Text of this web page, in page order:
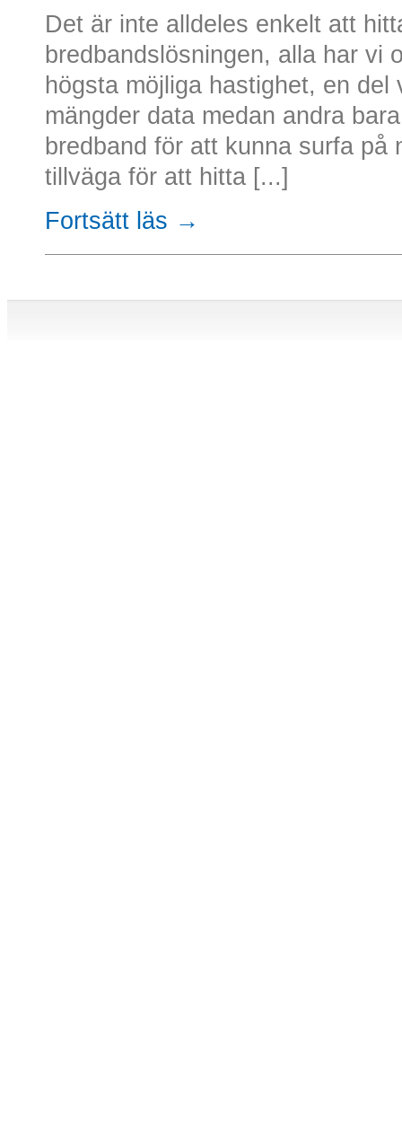
Det är inte alldeles enkelt att
bredbandslösningen, alla har vi
högsta möjliga hastighet, en
mängder data medan andra
bredband för att kunna surfa på
tillväga för att hitta [...]
Fortsätt läs →